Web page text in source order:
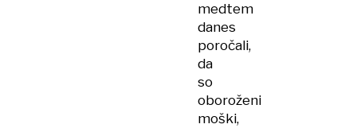
medtem
danes
poročali,
da
so
oboroženi
moški,